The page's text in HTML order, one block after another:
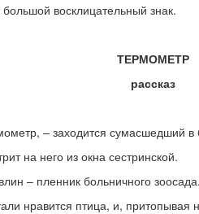
восклицательный знак.
ТЕРМОМЕТР
рассказ
– заходится сумасшедший
на него из окна сестринской.
– пленник больничного
нравится птица, и, притопывая